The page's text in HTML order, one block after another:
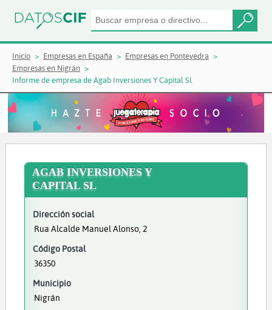
Inicio Empresas en España
Empresas en Pontevedra
Empresas en Nigrán
Informe de empresa de Agab Inversiones Y Capital Sl
AGAB INVERSIONES Y
CAPITAL SL
Dirección social
Rua Alcalde Manuel Alonso, 2
Código Postal
36350
Municipio
Nigrán